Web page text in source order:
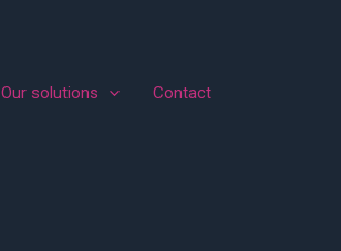
Our solutions Contact